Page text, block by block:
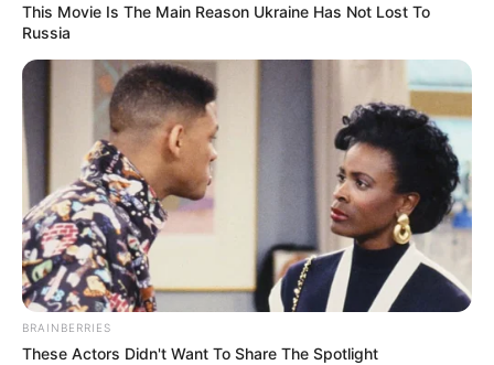
This Movie Is The Main Reason Ukraine Has Not Lost To
Russia
BRAINBERRIES
These Actors Didn't Want To Share The Spotlight